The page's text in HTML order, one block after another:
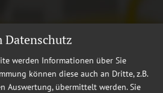
werden Informationen über Sie
können diese auch an Dritte, z.B.
Auswertung, übermittelt werden. Sie